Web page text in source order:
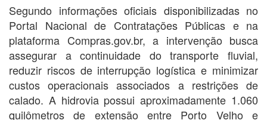
Segundo informações oficiais disponibilizadas no
Portal Nacional de Contratações Públicas e na
plataforma Compras.gov.br, a intervenção busca
assegurar a continuidade do transporte fluvial,
reduzir riscos de interrupção logística e minimizar
custos operacionais associados a restrições de
calado. A hidrovia possui aproximadamente 1.060
quilômetros de extensão entre Porto Velho e